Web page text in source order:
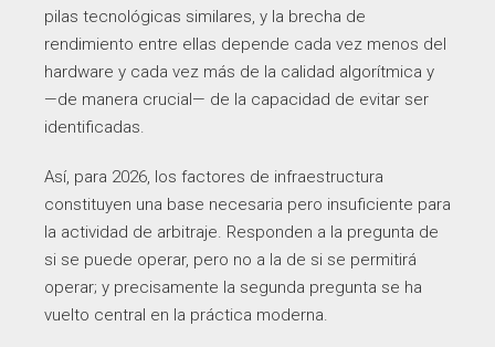
pilas tecnológicas similares, y la brecha de
rendimiento entre ellas depende cada vez menos del
hardware y cada vez más de la calidad algorítmica y
—de manera crucial— de la capacidad de evitar ser
identificadas.
Así, para 2026, los factores de infraestructura
constituyen una base necesaria pero insuficiente para
la actividad de arbitraje. Responden a la pregunta de
si se puede operar, pero no a la de si se permitirá
operar; y precisamente la segunda pregunta se ha
vuelto central en la práctica moderna.